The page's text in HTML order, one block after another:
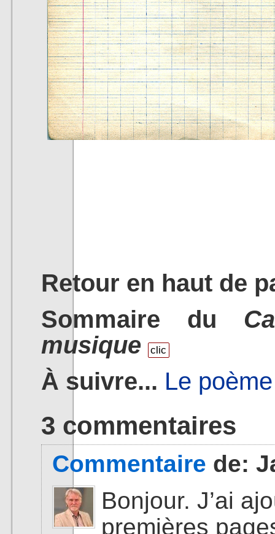
Retour en haut de
Sommaire du
musique
clic
À suivre... Le
3 commentaires
Commentaire de:
Bonjour. J’ai
premières